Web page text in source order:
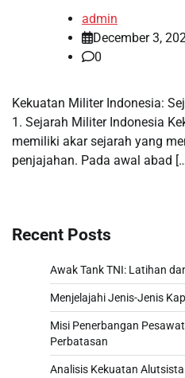
admin
December 3,
0
Kekuatan Militer Indonesia:
1. Sejarah Militer Indonesia
memiliki akar sejarah yang
penjajahan. Pada awal abad
Recent Posts
Awak Tank TNI: Latihan
Menjelajahi Jenis-Jenis
Misi Penerbangan
Perbatasan
Analisis Kekuatan